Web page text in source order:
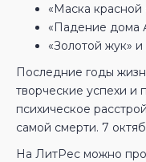
«Маска красной
«Падение дома
«Золотой жук» и
Последние годы
творческие успехи и
психическое
самой смерти. 7
На ЛитРес можно